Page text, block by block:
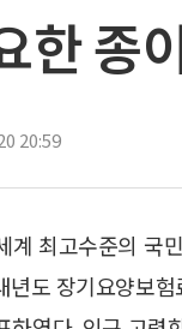
한 종
20:59
계 최고수준의 국
년도 장기요양보